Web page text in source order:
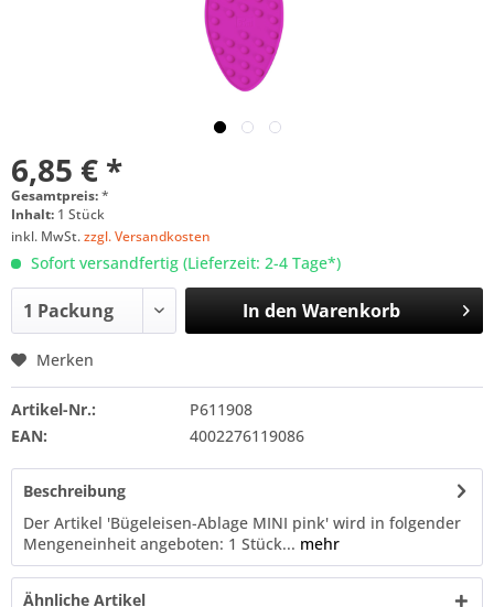
6,85 € *
Gesamtpreis:*
Inhalt: 1 Stück
inkl. MwSt.zzgl. Versandkosten
Sofort versandfertig (Lieferzeit: 2-4 Tage*)
In den Warenkorb
Merken
Artikel-Nr.:
P611908
EAN:
4002276119086
Beschreibung
Der Artikel 'Bügeleisen-Ablage MINI pink' wird in folgender
Mengeneinheit angeboten: 1 Stück... mehr
Ähnliche Artikel